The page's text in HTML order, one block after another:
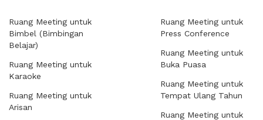
Ruang Meeting untuk
Bimbel (Bimbingan
Belajar)
Ruang Meeting untuk
Karaoke
Ruang Meeting untuk
Arisan
Ruang Meeting untuk
Press Conference
Ruang Meeting untuk
Buka Puasa
Ruang Meeting untuk
Tempat Ulang Tahun
Ruang Meeting untuk